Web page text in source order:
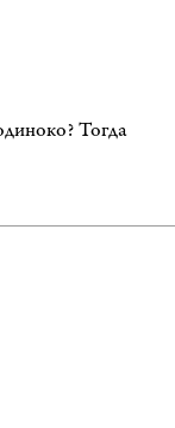
Тогда